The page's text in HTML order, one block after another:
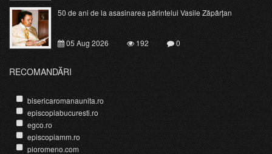
50 de ani de la asasinarea părintelui Vasile Zăpârțan
05 Aug 2026 192 0
RECOMANDĂRI
bisericaromanaunita.ro
episcopiabucuresti.ro
egco.ro
episcopiamm.ro
pioromeno.com